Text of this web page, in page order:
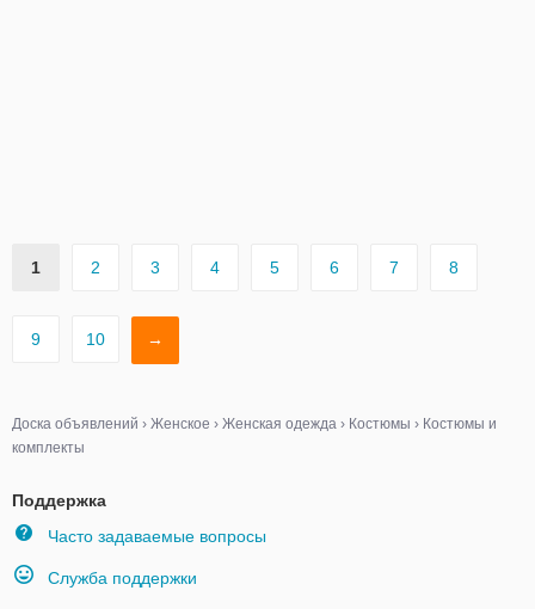
1 2 3 4 5 6 7 8
9 10 →
Доска объявлений › Женское › Женская одежда › Костюмы › Костюмы и
комплекты
Поддержка
Часто задаваемые вопросы
Служба поддержки